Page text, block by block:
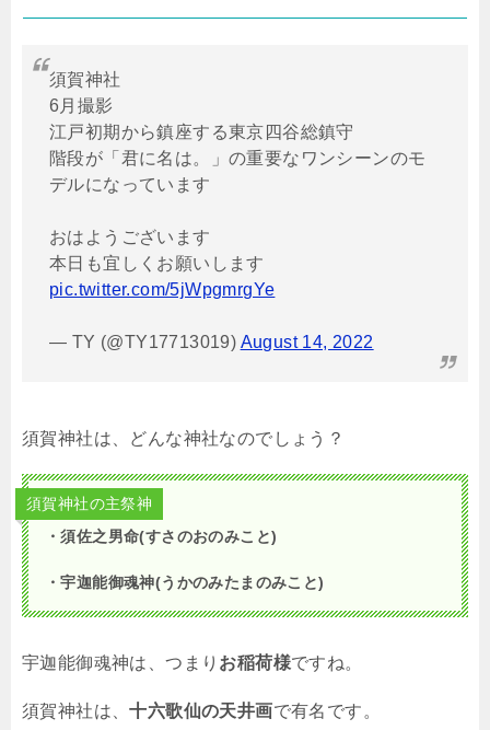
須賀神社
6月撮影
江戸初期から鎮座する東京四谷総鎮守
階段が「君に名は。」の重要なワンシーンのモ
デルになっています
おはようございます
本日も宜しくお願いします
pic.twitter.com/5jWpgmrgYe
— TY (@TY17713019) August 14, 2022
須賀神社は、どんな神社なのでしょう？
須賀神社の主祭神
・須佐之男命(すさのおのみこと)
・宇迦能御魂神(うかのみたまのみこと)
宇迦能御魂神は、つまり お稲荷様ですね。
須賀神社は、十六歌仙の天井画で有名です。